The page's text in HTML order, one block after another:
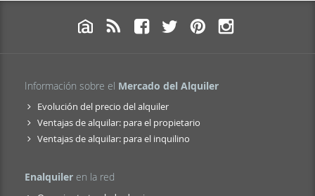
Información sobre el Mercado del Alquiler
Evolución del precio del alquiler
Ventajas de alquilar: para el propietario
Ventajas de alquilar: para el inquilino
Enalquiler en la red